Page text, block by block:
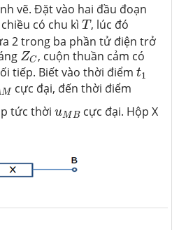
vẽ. Đặt vào hai đầu đoạn
có chu kì T
T, lúc đó
2 trong ba phần tử điện trở
ZC
ZC, cuộn thuần cảm có
tiếp. Biết vào thời điểm t1
t1
M
M cực đại, đến thời điểm
tức thờiuMB
uMBcực đại. Hộp X